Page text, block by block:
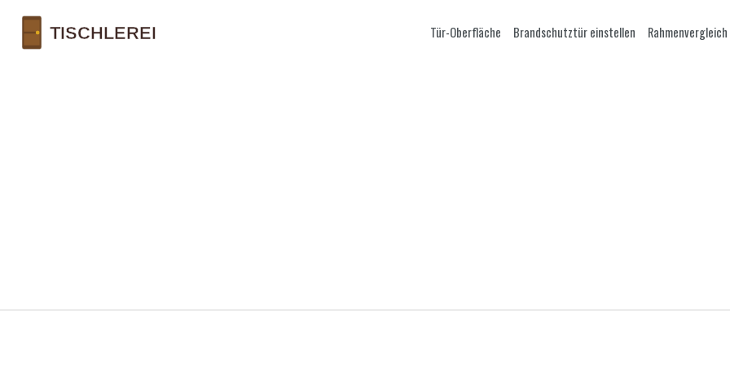
Tür-Oberfläche Brandschutztür einstellen Rahmenvergleich